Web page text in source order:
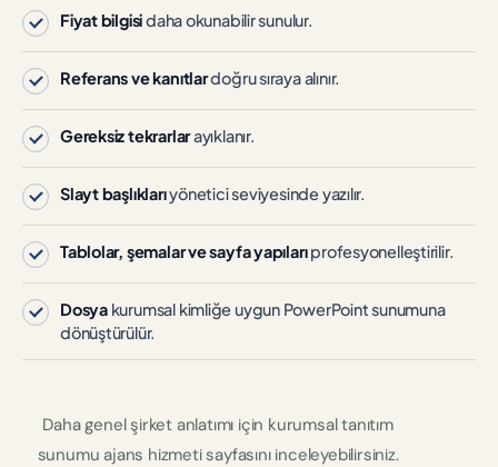
Fiyat bilgisidaha okunabilir sunulur.
Referans ve kanıtlardoğru sıraya alınır.
Gereksiz tekrarlarayıklanır.
Slayt başlıklarıyönetici seviyesinde yazılır.
Tablolar, şemalar ve sayfa yapılarıprofesyonelleştirilir.
Dosyakurumsal kimliğe uygun PowerPoint sunumuna
dönüştürülür.
Daha genel şirket anlatımı için kurumsal tanıtım
sunumu ajans hizmetisayfasını inceleyebilirsiniz.